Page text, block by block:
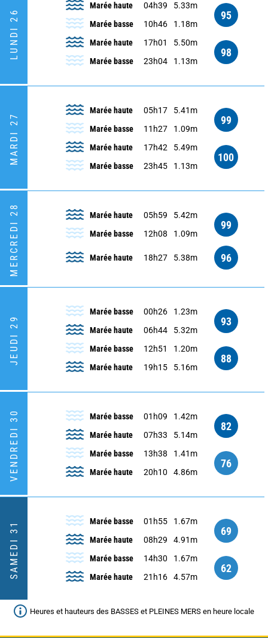
LUNDI 26
Marée haute 04h39
5.33m
Marée basse
10h46 1.18m
95
Marée haute 17h01
5.50m
Marée basse
23h04 1.13m
98
MARDI 27
Marée haute 05h17
5.41m
Marée basse
11h27 1.09m
99
Marée haute 17h42
5.49m
Marée basse
23h45 1.13m
100
MERCREDI 28 Marée haute 05h59
5.42m
Marée basse
12h08 1.09m
99
Marée haute 18h27 5.38m 96
JEUDI 29
Marée basse 00h26
1.23m
Marée haute
06h44 5.32m
93
Marée basse 12h51
1.20m
Marée haute
19h15 5.16m
88
VENDREDI 30 Marée basse 01h09
1.42m
Marée haute
07h33 5.14m
82
Marée basse 13h38
1.41m
Marée haute
20h10 4.86m
76
SAMEDI 31 Marée basse 01h55
1.67m
Marée haute
08h29 4.91m
69
Marée basse 14h30
1.67m
Marée haute
21h16 4.57m
62
Heures et hauteurs des BASSES et PLEINES MERS en heure locale